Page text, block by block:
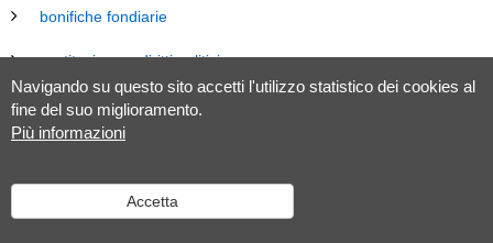
Navigando su questo sito accetti l'utilizzo statistico dei cookies al
fine del suo miglioramento.
Più informazioni
Accetta
bonifiche fondiarie
costituzione e diritti politici
energia